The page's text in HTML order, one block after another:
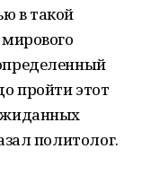
в такой
пройти этот
политолог.